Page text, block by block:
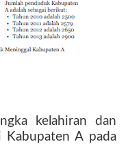
kelahiran dan
Kabupaten A pada